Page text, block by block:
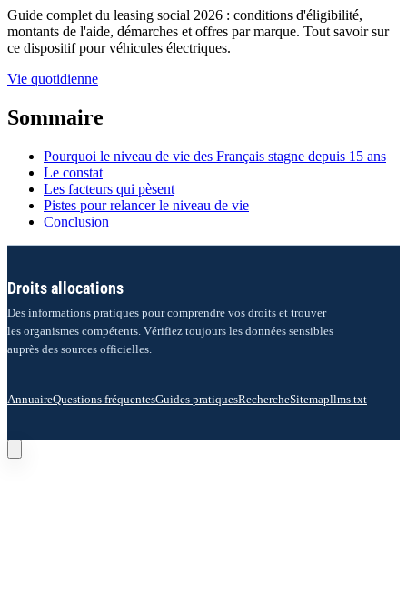
Guide complet du leasing social 2026 : conditions d'éligibilité,
montants de l'aide, démarches et offres par marque. Tout savoir sur
ce dispositif pour véhicules électriques.
Vie quotidienne
Sommaire
Pourquoi le niveau de vie des Français stagne depuis 15 ans
Le constat
Les facteurs qui pèsent
Pistes pour relancer le niveau de vie
Conclusion
Droits allocations
Des informations pratiques pour comprendre vos droits et trouver
les organismes compétents. Vérifiez toujours les données sensibles
auprès des sources officielles.
AnnuaireQuestions fréquentesGuides pratiquesRechercheSitemapllms.txt